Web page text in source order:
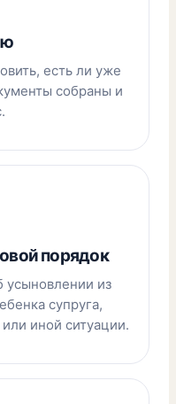
есть ли уже
собраны и
порядок
усыновлении из
супруга,
иной ситуации.